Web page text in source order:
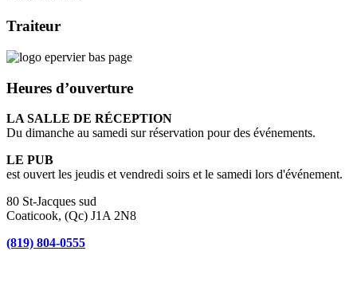
Traiteur
Heures d’ouverture
LA SALLE DE RÉCEPTION
Du dimanche au samedi sur réservation pour des événements.
LE PUB
est ouvert les jeudis et vendredi soirs et le samedi lors d'événement.
80 St-Jacques sud
Coaticook, (Qc) J1A 2N8
(819) 804-0555